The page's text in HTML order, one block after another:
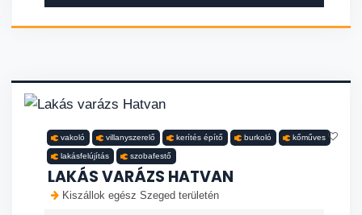
vakoló villanyszerelő kerítés építő burkoló kőműves
lakásfelújítás szobafestő
LAKÁS VARÁZS HATVAN
Kiszállok egész Szeged területén